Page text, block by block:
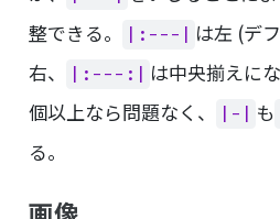
整できる。
|:---| は左 (デ
右、
|:---:| は中央揃えに
個以上なら問題なく、
|-| も
る。